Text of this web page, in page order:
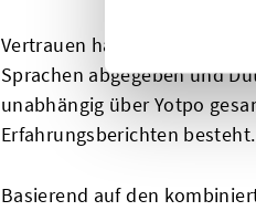
Vertrauen haben wir uns
Sprachen abgegeben und
unabhängig über Yotpo
Erfahrungsberichten
Basierend auf den